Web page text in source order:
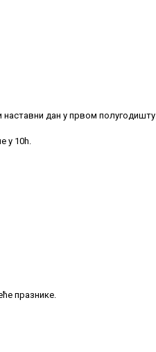
дан у првом полугодишту.
у 10h.
празнике.